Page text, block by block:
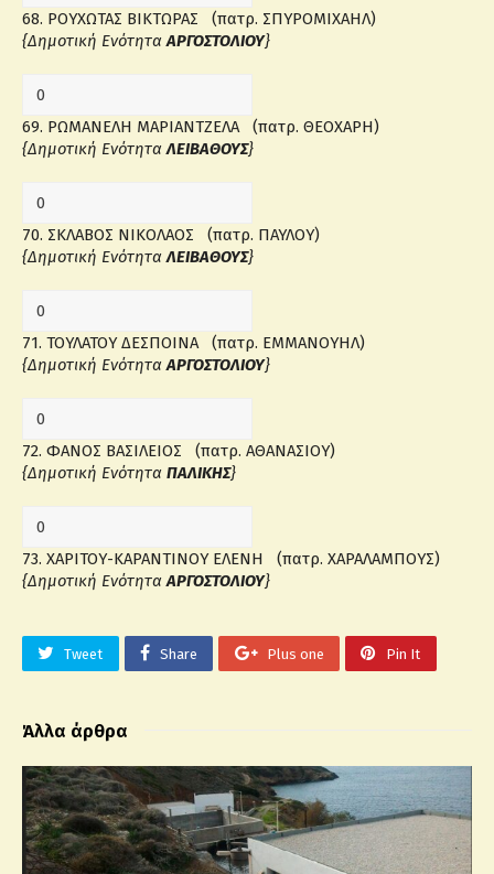
68. ΡΟΥΧΩΤΑΣ ΒΙΚΤΩΡΑΣ (πατρ. ΣΠΥΡΟΜΙΧΑΗΛ)
{Δημοτική ΕνότηταΑΡΓΟΣΤΟΛΙΟΥ}
69. ΡΩΜΑΝΕΛΗ ΜΑΡΙΑΝΤΖΕΛΑ (πατρ. ΘΕΟΧΑΡΗ)
{Δημοτική ΕνότηταΛΕΙΒΑΘΟΥΣ}
70. ΣΚΛΑΒΟΣ ΝΙΚΟΛΑΟΣ (πατρ. ΠΑΥΛΟΥ)
{Δημοτική ΕνότηταΛΕΙΒΑΘΟΥΣ}
71. ΤΟΥΛΑΤΟΥ ΔΕΣΠΟΙΝΑ (πατρ. ΕΜΜΑΝΟΥΗΛ)
{Δημοτική ΕνότηταΑΡΓΟΣΤΟΛΙΟΥ}
72. ΦΑΝΟΣ ΒΑΣΙΛΕΙΟΣ (πατρ. ΑΘΑΝΑΣΙΟΥ)
{Δημοτική Ενότητα ΠΑΛΙΚΗΣ}
73. ΧΑΡΙΤΟΥ-ΚΑΡΑΝΤΙΝΟΥ ΕΛΕΝΗ (πατρ. ΧΑΡΑΛΑΜΠΟΥΣ)
{Δημοτική ΕνότηταΑΡΓΟΣΤΟΛΙΟΥ}
Tweet Share Plus one Pin It
Άλλα άρθρα